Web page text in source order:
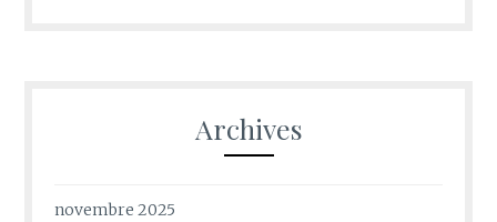
Archives
novembre 2025